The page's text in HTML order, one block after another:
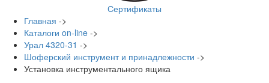
Сертификаты
Главная ->
Каталоги on-line ->
Урал 4320-31 ->
Шоферский инструмент и принадлежности ->
Установка инструментального ящика